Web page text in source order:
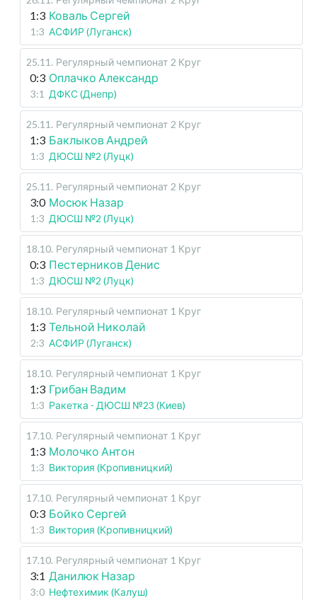
1:3 Коваль Сергей
1:3 АСФИР (Луганск)
25.11 . Регулярный чемпионат 2 Круг
0:3 Оплачко Александр
3:1 ДФКС (Днепр)
25.11 . Регулярный чемпионат 2 Круг
1:3 Баклыков Андрей
1:3 ДЮСШ №2 (Луцк)
25.11 . Регулярный чемпионат 2 Круг
3:0 Мосюк Назар
1:3 ДЮСШ №2 (Луцк)
18.10. Регулярный чемпионат 1 Круг
0:3 Пестерников Денис
1:3 ДЮСШ №2 (Луцк)
18.10. Регулярный чемпионат 1 Круг
1:3 Тельной Николай
2:3 АСФИР (Луганск)
18.10. Регулярный чемпионат 1 Круг
1:3 Грибан Вадим
1:3 Ракетка - ДЮСШ №23 (Киев)
17.10. Регулярный чемпионат 1 Круг
1:3 Молочко Антон
1:3 Виктория (Кропивницкий)
17.10. Регулярный чемпионат 1 Круг
0:3 Бойко Сергей
1:3 Виктория (Кропивницкий)
17.10. Регулярный чемпионат 1 Круг
3:1 Данилюк Назар
3:0 Нефтехимик (Калуш)